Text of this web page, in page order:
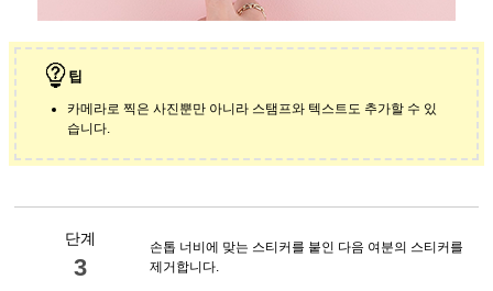
팁
카메라로 찍은 사진뿐만 아니라 스탬프와 텍스트도 추가할 수 있
습니다.
단계
3
손톱 너비에 맞는 스티커를 붙인 다음 여분의 스티커를
제거합니다.